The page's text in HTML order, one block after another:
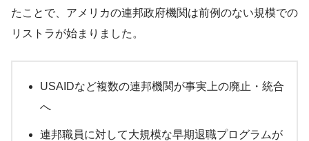
たことで、アメリカの連邦政府機関は前例のない規模での
リストラが始まりました。
USAIDなど複数の連邦機関が事実上の廃止・統合
へ
連邦職員に対して大規模な早期退職プログラムが